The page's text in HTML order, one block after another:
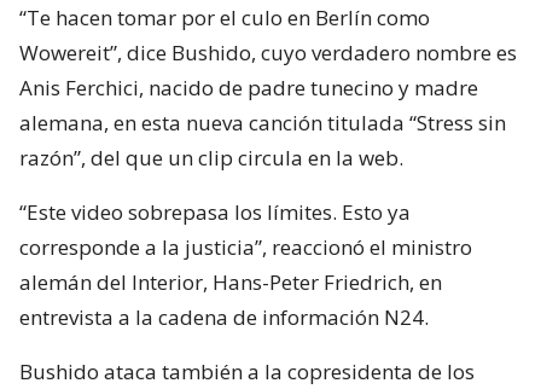
“Te hacen tomar por el culo en Berlín como
Wowereit”, dice Bushido, cuyo verdadero nombre es
Anis Ferchici, nacido de padre tunecino y madre
alemana, en esta nueva canción titulada “Stress sin
razón”, del que un clip circula en la web.
“Este video sobrepasa los límites. Esto ya
corresponde a la justicia”, reaccionó el ministro
alemán del Interior, Hans-Peter Friedrich, en
entrevista a la cadena de información N24.
Bushido ataca también a la copresidenta de los